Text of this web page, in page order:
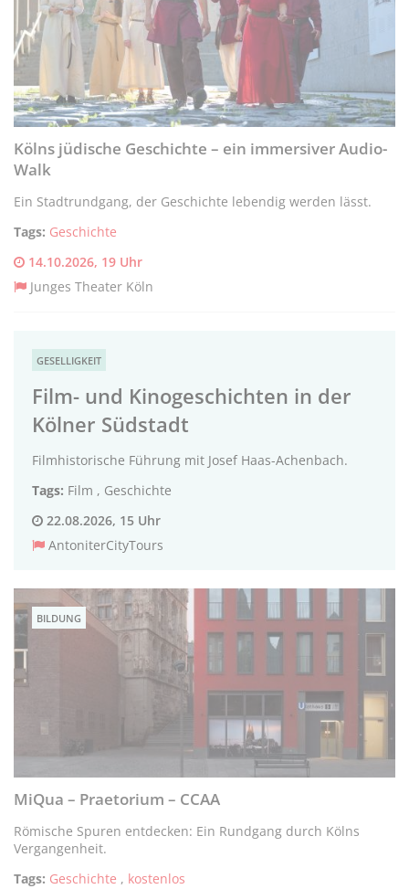
Kölns jüdische Geschichte – ein immersiver Audio-
Walk
Ein Stadtrundgang, der Geschichte lebendig werden lässt.
Tags: Geschichte
14.10.2026, 19 Uhr
Junges Theater Köln
GESELLIGKEIT
Film- und Kinogeschichten in der
Kölner Südstadt
Filmhistorische Führung mit Josef Haas-Achenbach.
Tags: Film , Geschichte
22.08.2026, 15 Uhr
AntoniterCityTours
BILDUNG
MiQua – Praetorium – CCAA
Römische Spuren entdecken: Ein Rundgang durch Kölns
Vergangenheit.
Tags: Geschichte , kostenlos